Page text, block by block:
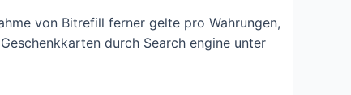
von Bitrefill ferner gelte pro Wahrungen,
durch Search engine unter